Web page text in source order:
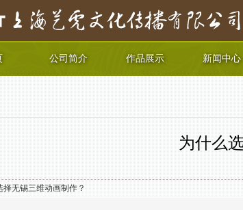
公司简介 作品展示 新闻中心
为什么
择无锡三维动画制作？